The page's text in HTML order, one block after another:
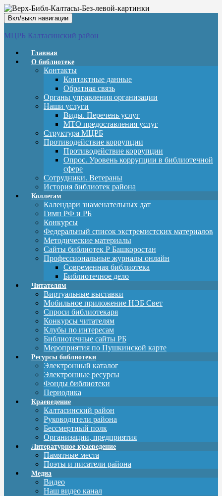
Вкл/выкл навигации
МЦРБ Калтасинский район
Главная
О библиотеке
Контакты
Контактные данные
Обратная связь
Органы управления организации
Наши услуги
Виды. Перечень услуг
МТО предоставления услуг
Структура МЦРБ
Противодействие коррупции
Противодействие коррупции
Опрос. Уровень коррупции в библиотечной
сфере
Сотрудники. Ветераны
История библиотек района
Коллегам
Календари знаменательных дат
Гимн РФ и РБ
Конкурсы
Федеральный список экстремистских материалов
Методические материалы
Сайты библиотек Р Башкоростан
Профессиональные журналы онлайн
Современная библиотека
Библиотечное дело
Читателям
Виртуальные выставки
Мобильное приложение НЭБ Свет
Спроси библиотекаря
Конкурсы читателям
Клубы по интересам
Библиотечные сайты РБ
Мероприятия по Пушкинской карте
Ресурсы библиотеки
Электронный каталог
Электронные ресурсы
Фонды библиотеки
Периодика
Краеведение
Калтасинский район
Руководители района
Бессмертный полк
Организации, предприятия
Литературное краеведение
Памятные места
Поэты и писатели района
Медиа
Видео
Наш видео канал